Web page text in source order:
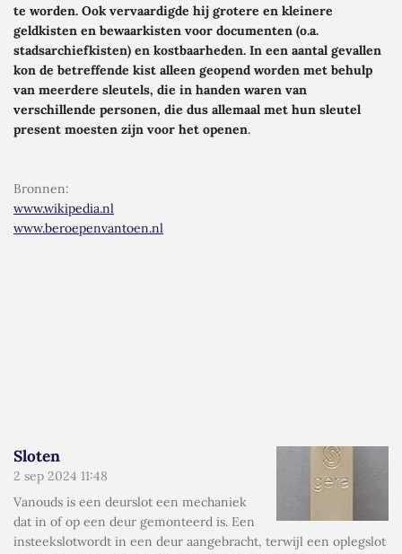
te worden. Ook vervaardigde hij grotere en kleinere
geldkisten en bewaarkisten voor documenten (o.a.
stadsarchiefkisten) en kostbaarheden. In een aantal gevallen
kon de betreffende kist alleen geopend worden met behulp
van meerdere sleutels, die in handen waren van
verschillende personen, die dus allemaal met hun sleutel
present moesten zijn voor het openen.
Bronnen:
www.wikipedia.nl
www.beroepenvantoen.nl
Sloten
2 sep 2024 11:48
Vanouds is een deurslot een mechaniek
dat in of op een deur gemonteerd is. Een
insteekslotwordt in een deur aangebracht, terwijl een oplegslot